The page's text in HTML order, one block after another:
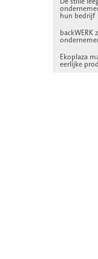
hun bedrijf
Ekoplaza
eerlijke